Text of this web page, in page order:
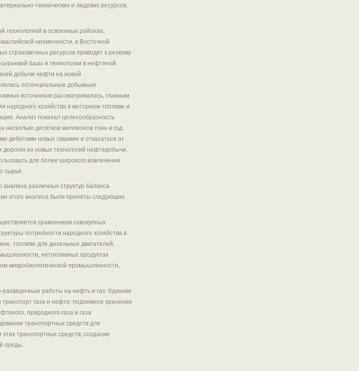
технических и людских ресурсов,
технологией в освоенных районах,
низменности, в Восточной
страховочных ресурсов приводят к резкому
базы и технологии в нефтяной
добычи нефти на новой
потенциальные добывные
источников рассматривалось, главным
народного хозяйства в моторном топливе и
Анализ показал целесообразность
десятков миллионов тонн в год.
дебитами новых скважин и отказаться от
из новых технологий нефтедобычи.
для более широкого вовлечения
сырья.
анализа различных структур баланса
этого анализа были приняты следующие
сравнением совокупных
потребности народного хозяйства в
топливе для дизельных двигателей,
нетопливных продуктах
микробиологической промышленности,
работы на нефть и газ; бурение
газа и нефти; подземное хранение
природного газа и газа
транспортных средств для
транспортных средств; создание
среды.